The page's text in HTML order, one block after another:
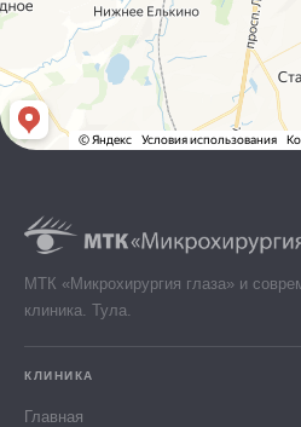
МТК «Микрохирургия глаза» и
клиника. Тула.
КЛИНИКА
Главная